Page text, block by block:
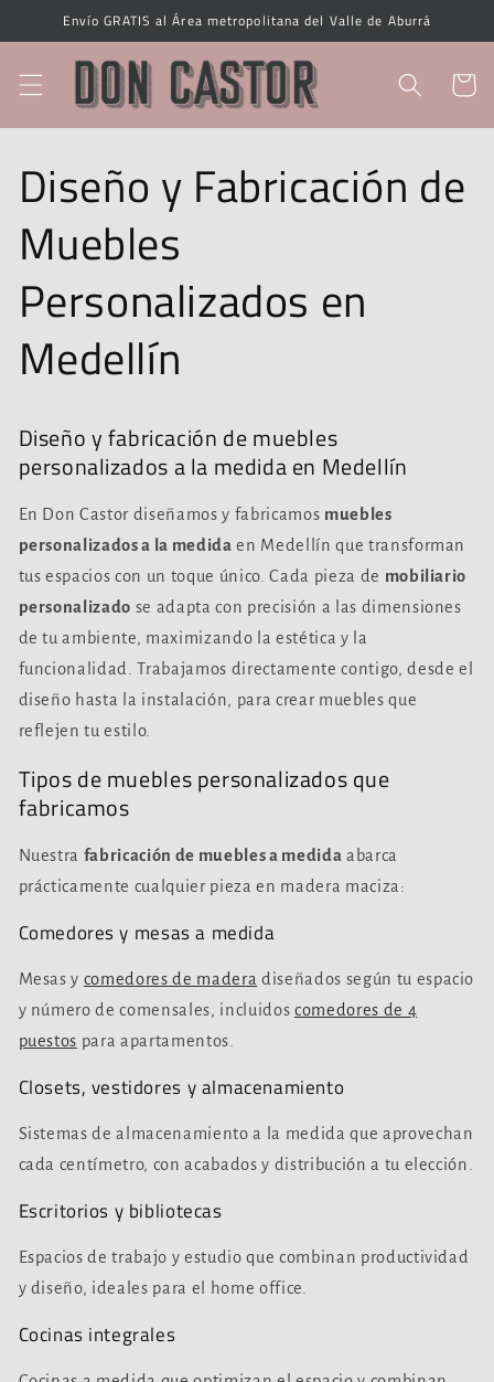
directamente
al contenido
Envío GRATIS al Área metropolitana del Valle de Aburrá
Carrito
Diseño y Fabricación de
Muebles
Personalizados en
Medellín
Diseño y fabricación de muebles
personalizados a la medida en Medellín
En Don Castor diseñamos y fabricamos muebles
personalizados a la medida en Medellín que transforman
tus espacios con un toque único. Cada pieza de mobiliario
personalizado se adapta con precisión a las dimensiones
de tu ambiente, maximizando la estética y la
funcionalidad. Trabajamos directamente contigo, desde el
diseño hasta la instalación, para crear muebles que
reflejen tu estilo.
Tipos de muebles personalizados que
fabricamos
Nuestra fabricación de muebles a medida abarca
prácticamente cualquier pieza en madera maciza:
Comedores y mesas a medida
Mesas y comedores de madera diseñados según tu espacio
y número de comensales, incluidos comedores de 4
puestos para apartamentos.
Closets, vestidores y almacenamiento
Sistemas de almacenamiento a la medida que aprovechan
cada centímetro, con acabados y distribución a tu elección.
Escritorios y bibliotecas
Espacios de trabajo y estudio que combinan productividad
y diseño, ideales para el home office.
Cocinas integrales